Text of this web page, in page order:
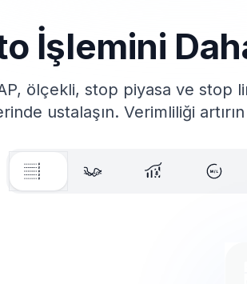
İşlemini
ölçekli, stop piyasa ve stop
ustalaşın. Verimliliği